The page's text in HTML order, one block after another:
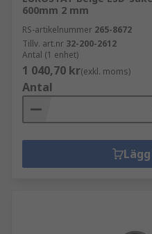
600mm 2 mm
RS-artikelnummer 265-8672
Tillv. art.nr 32-200-2612
Antal (1 enhet)
1 040,70 kr(exkl. moms)
Antal